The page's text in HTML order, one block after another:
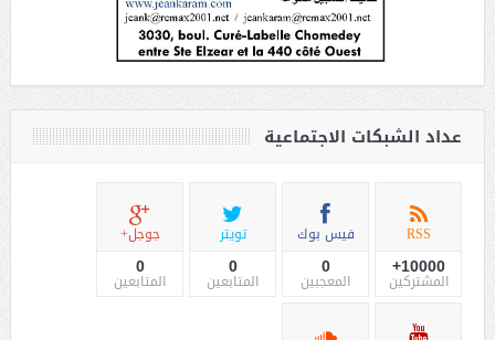
عداد الشبكات الاجتماعية
RSS
10000+
المشتركين
فيس بوك
0
المعجبين
تويتر
0
المتابعين
جوجل+
0
المتابعين